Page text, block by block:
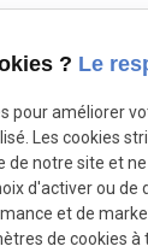
sacrifier le
dans
guider
Autoriser
? Le
pour améliorer
Les cookies
notre site et
d'activer ou de
et de
de cookies